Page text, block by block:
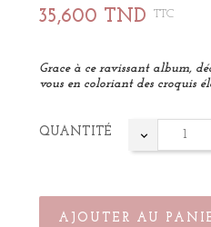
35,600 TND TTC
Grace à ce ravissant album,
vous en coloriant des croquis
QUANTITÉ
AJOUTER AU